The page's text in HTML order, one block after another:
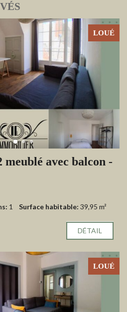
LOUÉ
avec balcon -
1 Surface habitable: 39,95 m²
DÉTAIL
LOUÉ